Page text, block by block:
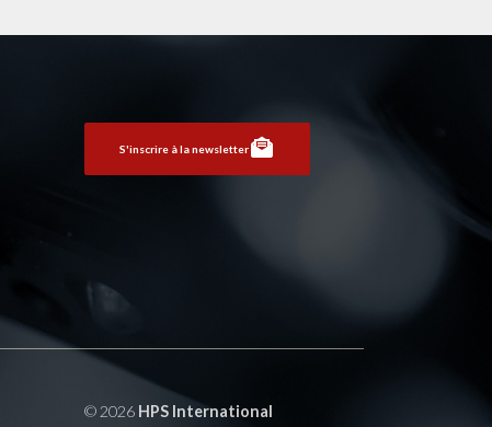
S'inscrire à la newsletter
© 2026 HPS International